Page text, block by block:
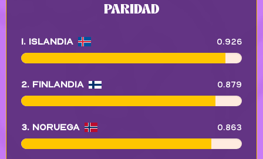
PARIDAD
1. Islandia 0.926
2. Finlandia 0.879
3. Noruega 0.863